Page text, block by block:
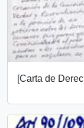
[Carta de